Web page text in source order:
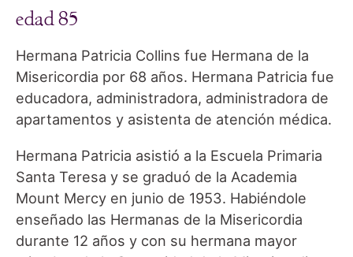
edad 85
Hermana Patricia Collins fue Hermana de la
Misericordia por 68 años. Hermana Patricia fue
educadora, administradora, administradora de
apartamentos y asistenta de atención médica.
Hermana Patricia asistió a la Escuela Primaria
Santa Teresa y se graduó de la Academia
Mount Mercy en junio de 1953. Habiéndole
enseñado las Hermanas de la Misericordia
durante 12 años y con su hermana mayor